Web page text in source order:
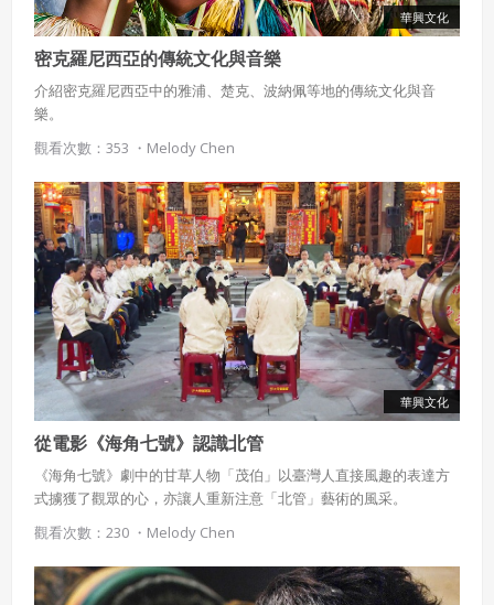
華興文化
密克羅尼西亞的傳統文化與音樂
介紹密克羅尼西亞中的雅浦、楚克、波納佩等地的傳統文化與音
樂。
觀看次數：353 ・ Melody Chen
華興文化
從電影《海角七號》認識北管
《海角七號》劇中的甘草人物「茂伯」以臺灣人直接風趣的表達方
式擄獲了觀眾的心，亦讓人重新注意「北管」藝術的風采。
觀看次數：230 ・ Melody Chen